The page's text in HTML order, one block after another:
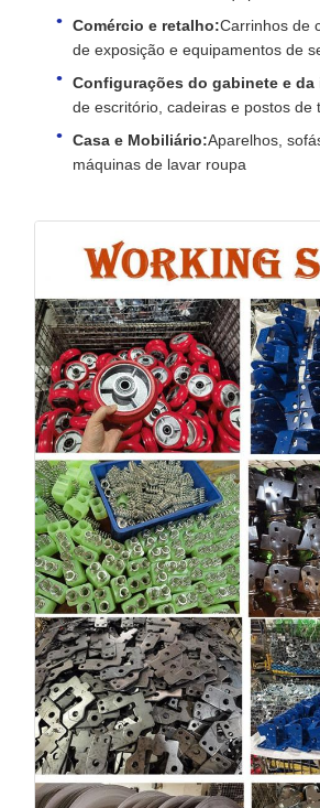
Comércio e retalho:Carrinhos de
de exposição e equipamentos de
Configurações do gabinete e
de escritório, cadeiras e postos de
Casa e Mobiliário:Aparelhos,
máquinas de lavar roupa